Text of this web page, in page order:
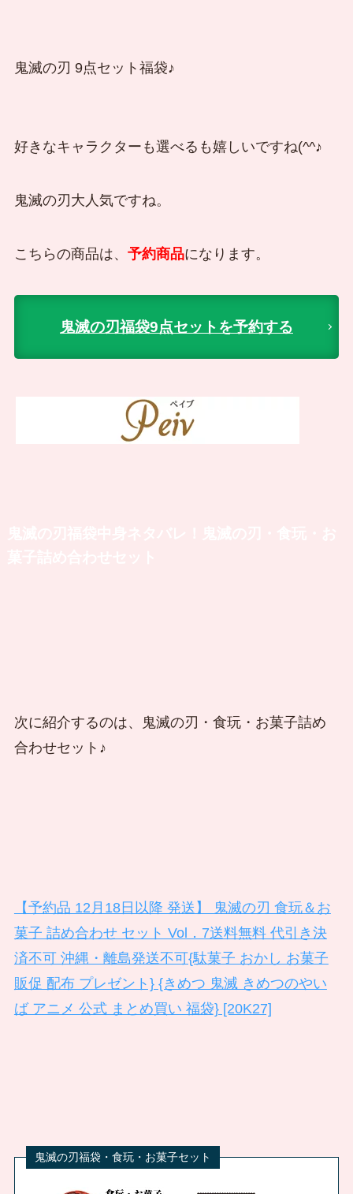
鬼滅の刃 9点セット福袋♪
好きなキャラクターも選べるも嬉しいですね(^^♪
鬼滅の刃大人気ですね。
こちらの商品は、 予約商品になります。
鬼滅の刃福袋9点セットを予約する
次に紹介するのは、鬼滅の刃・食玩・お菓子詰め
合わせセット♪
【予約品 12月18日以降 発送】 鬼滅の刃 食玩＆お
菓子 詰め合わせ セット Vol．7送料無料 代引き決
済不可 沖縄・離島発送不可{駄菓子 おかし お菓子
販促 配布 プレゼント} {きめつ 鬼滅 きめつのやい
ば アニメ 公式 まとめ買い 福袋} [20K27]